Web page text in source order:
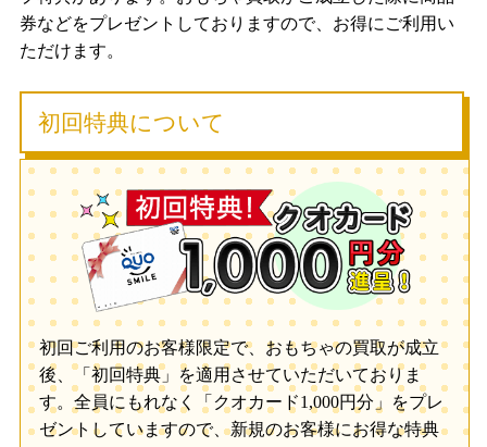
券などをプレゼントしておりますので、お得にご利用い
ただけます。
初回特典について
初回ご利用のお客様限定で、おもちゃの買取が成立
後、「初回特典」を適用させていただいておりま
す。全員にもれなく「クオカード1,000円分」をプレ
ゼントしていますので、新規のお客様にお得な特典